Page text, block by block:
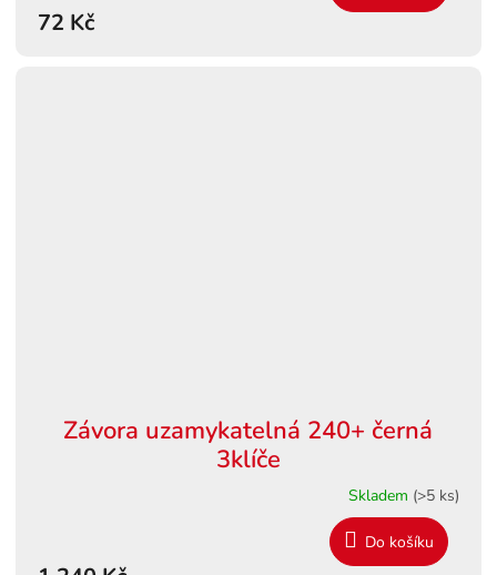
72 Kč
Závora uzamykatelná 240+ černá
3klíče
Skladem (>5 ks)
Do košíku